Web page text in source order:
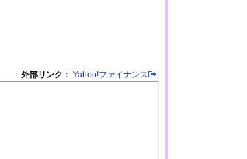
外部リンク： Yahoo!ファイナンス